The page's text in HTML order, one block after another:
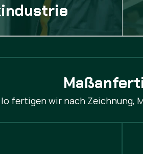
fertigen wir nach Zeichnung,